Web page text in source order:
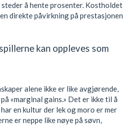
å hente prosenter. Kostholdet
direkte påvirkning på prestasjonen
kan oppleves som
alene ikke er like avgjørende,
«marginal gains.» Det er ikke til å
en kultur der lek og moro er mer
er neppe like nøye på søvn,